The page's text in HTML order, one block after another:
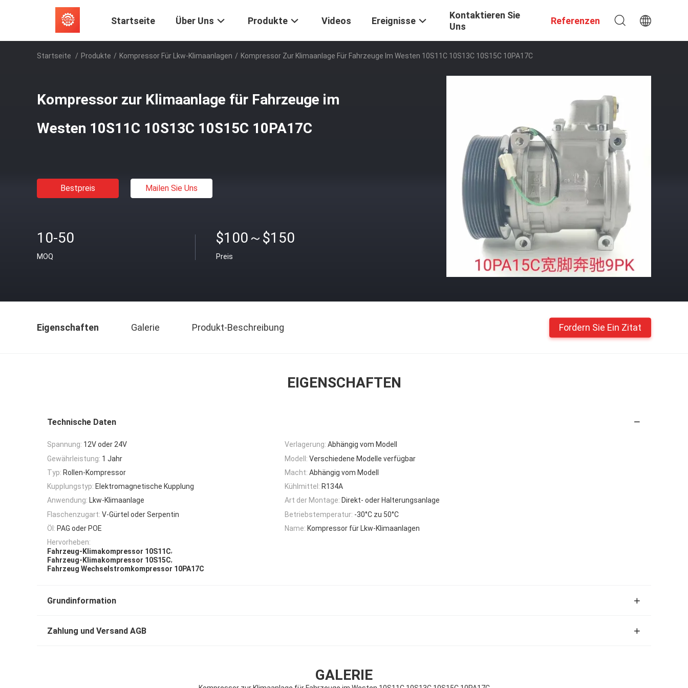
Startseite Über Uns Produkte Videos Ereignisse
Kontaktieren Sie
Uns
Referenzen
Startseite / Produkte / Kompressor Für Lkw-Klimaanlagen / Kompressor Zur Klimaanlage Für Fahrzeuge Im Westen 10S11C 10S13C 10S15C 10PA17C
Kompressor zur Klimaanlage für Fahrzeuge im
Westen 10S11C 10S13C 10S15C 10PA17C
Bestpreis Mailen Sie Uns
10-50
MOQ
$100～$150
Preis
Eigenschaften Galerie Produkt-Beschreibung Fordern Sie Ein Zitat
EIGENSCHAFTEN
Technische Daten
Spannung: 12V oder 24V Verlagerung: Abhängig vom Modell
Gewährleistung: 1 Jahr Modell: Verschiedene Modelle verfügbar
Typ: Rollen-Kompressor Macht: Abhängig vom Modell
Kupplungstyp: Elektromagnetische Kupplung Kühlmittel: R134A
Anwendung: Lkw-Klimaanlage Art der Montage: Direkt- oder Halterungsanlage
Flaschenzugart: V-Gürtel oder Serpentin Betriebstemperatur: -30°C zu 50°C
Öl: PAG oder POE Name: Kompressor für Lkw-Klimaanlagen
Hervorheben:
Fahrzeug-Klimakompressor 10S11C,
Fahrzeug-Klimakompressor 10S15C,
Fahrzeug Wechselstromkompressor 10PA17C
Grundinformation
Zahlung und Versand AGB
GALERIE